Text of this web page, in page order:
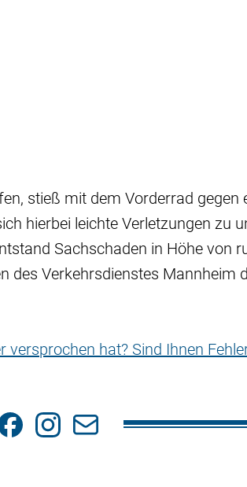
stieß mit dem Vorderrad gegen
hierbei leichte Verletzungen zu
Sachschaden in Höhe von
des Verkehrsdienstes Mannheim
versprochen hat? Sind Ihnen